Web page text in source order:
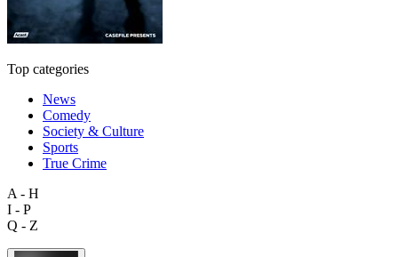
Top categories
News
Comedy
Society & Culture
Sports
True Crime
A - H
I - P
Q - Z